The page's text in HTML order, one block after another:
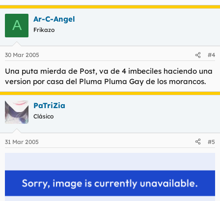
A Ar-C-Angel
Frikazo
30 Mar 2005 #4
Una puta mierda de Post, va de 4 imbeciles haciendo una
version por casa del Pluma Pluma Gay de los morancos.
PaTriZia
Clásico
31 Mar 2005 #5